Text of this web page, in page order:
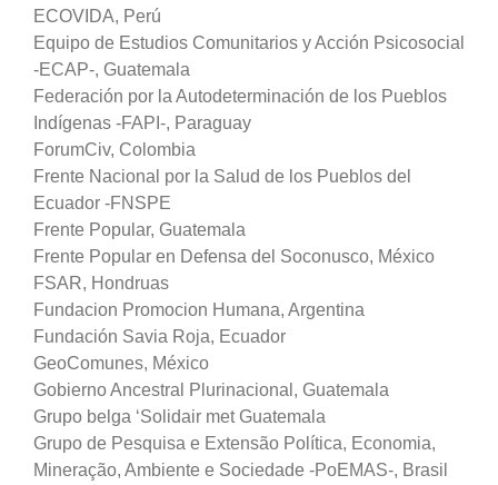
ECOVIDA, Perú
Equipo de Estudios Comunitarios y Acción Psicosocial
-ECAP-, Guatemala
Federación por la Autodeterminación de los Pueblos
Indígenas -FAPI-, Paraguay
ForumCiv, Colombia
Frente Nacional por la Salud de los Pueblos del
Ecuador -FNSPE
Frente Popular, Guatemala
Frente Popular en Defensa del Soconusco, México
FSAR, Hondruas
Fundacion Promocion Humana, Argentina
Fundación Savia Roja, Ecuador
GeoComunes, México
Gobierno Ancestral Plurinacional, Guatemala
Grupo belga ‘Solidair met Guatemala
Grupo de Pesquisa e Extensão Política, Economia,
Mineração, Ambiente e Sociedade -PoEMAS-, Brasil